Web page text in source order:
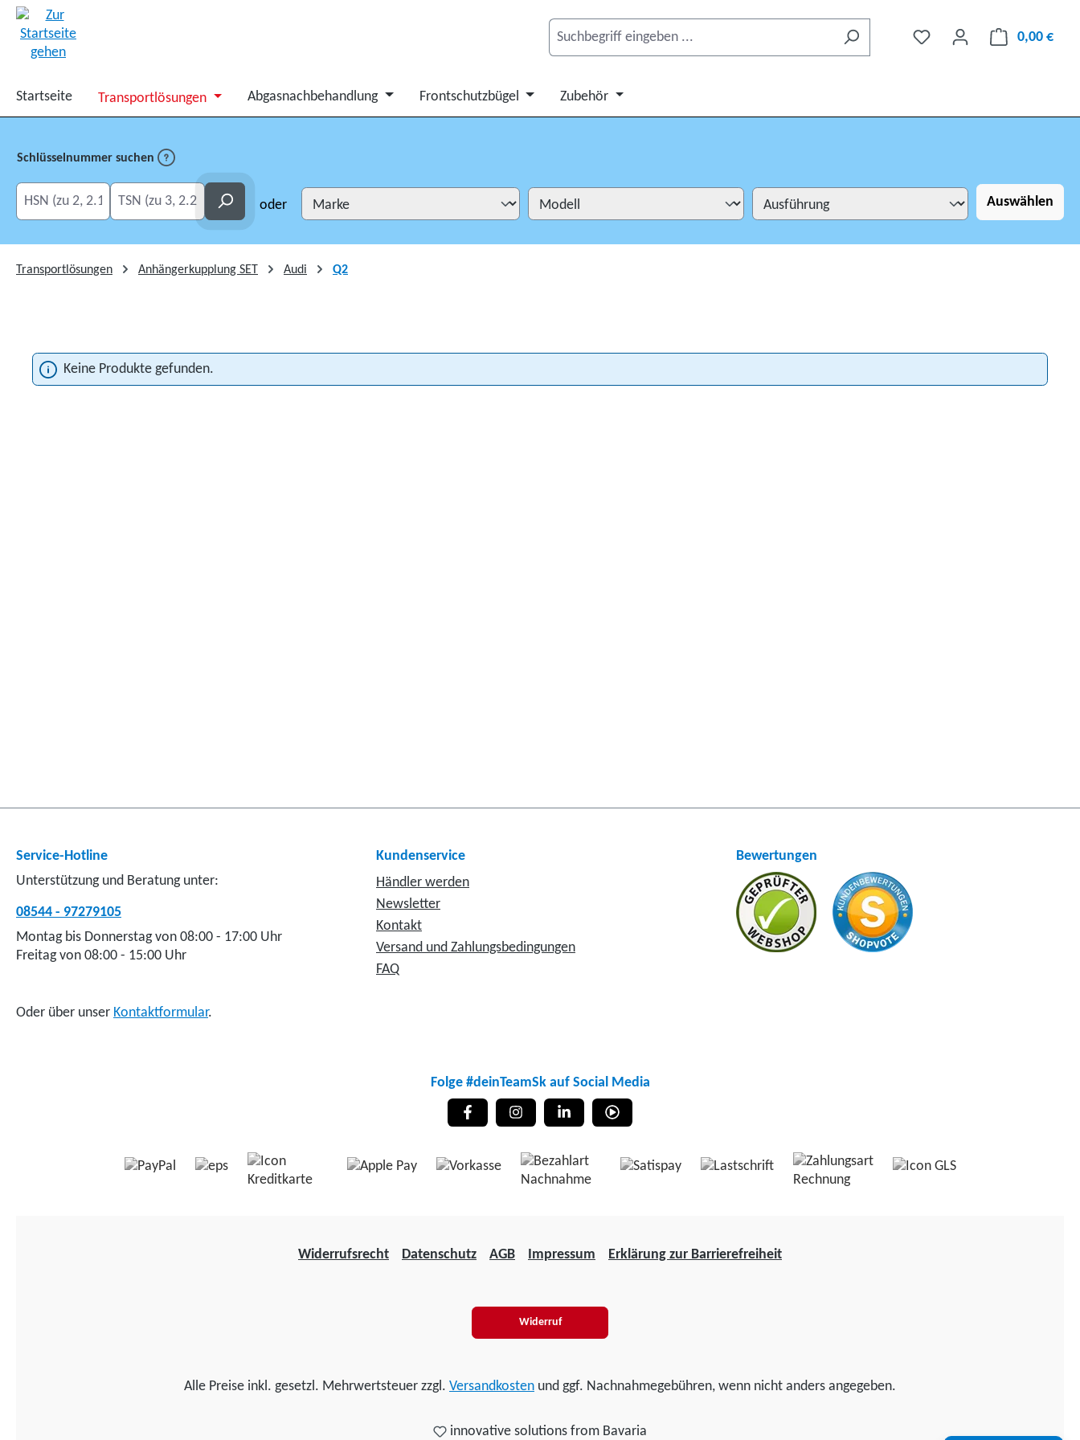
0,00 €
Startseite Transportlösungen Abgasnachbehandlung Frontschutzbügel Zubehör
Schlüsselnummer suchen
HSN eingeben
TSN eingeben Suchen oder Auswählen
Transportlösungen Anhängerkupplung SET Audi Q2
Keine Produkte gefunden.
Service-Hotline
Unterstützung und Beratung unter:
08544 - 97279105
Montag bis Donnerstag von 08:00 - 17:00 Uhr
Freitag von 08:00 - 15:00 Uhr
Oder über unser Kontaktformular.
Kundenservice
Händler werden
Newsletter
Kontakt
Versand und Zahlungsbedingungen
FAQ
Bewertungen
Folge #deinTeamSk auf Social Media
Widerrufsrecht Datenschutz AGB Impressum Erklärung zur Barrierefreiheit
Widerruf
Alle Preise inkl. gesetzl. Mehrwertsteuer zzgl. Versandkosten und ggf. Nachnahmegebühren, wenn nicht anders angegeben.
innovative solutions from Bavaria